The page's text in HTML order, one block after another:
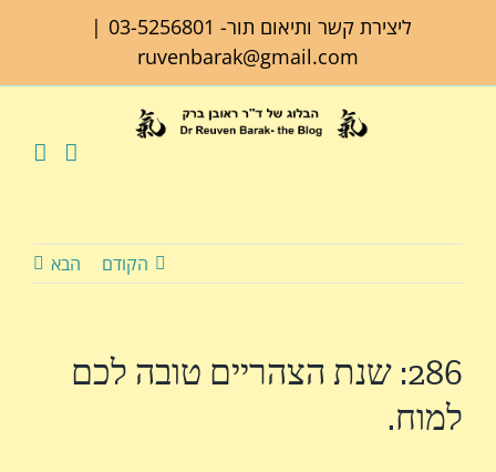
ליצירת קשר ותיאום תור- 03-5256801
|
ruvenbarak@gmail.com
הקודם הבא
286: שנת הצהריים טובה לכם
למוח.